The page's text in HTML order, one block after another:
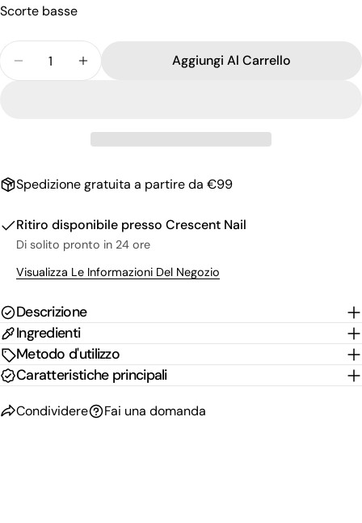
Scorte basse
Quantità
Diminuisci La Quantità Per Dark Silence
Aumenta La Quantità Per Dark Silence
Aggiungi Al Carrello
Spedizione gratuita a partire da €99
Ritiro disponibile presso Crescent Nail
Di solito pronto in 24 ore
Visualizza Le Informazioni Del Negozio
Descrizione
Ingredienti
Metodo d'utilizzo
Caratteristiche principali
Condividere
Condividere
Copia
su su su
Fai una domanda
tuo
nome
tua
telefono
messaggio
Invia Domanda